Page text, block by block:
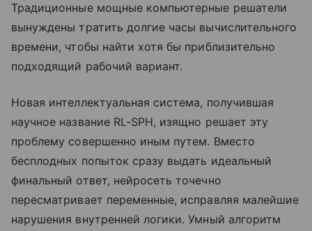
Традиционные мощные компьютерные решатели
вынуждены тратить долгие часы вычислительного
времени, чтобы найти хотя бы приблизительно
подходящий рабочий вариант.
Новая интеллектуальная система, получившая
научное название RL-SPH, изящно решает эту
проблему совершенно иным путем. Вместо
бесплодных попыток сразу выдать идеальный
финальный ответ, нейросеть точечно
пересматривает переменные, исправляя малейшие
нарушения внутренней логики. Умный алгоритм